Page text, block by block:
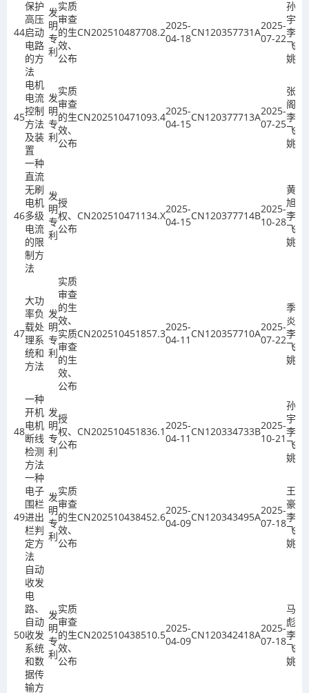
44
保护
高压
启动
电路
的方
法
发
明
专
利
实质
审查
的生
效、
公布
CN202510487708.2
2025-
04-18CN120357731A
2025-
07-22
孙
宇、
李
飞、
姚欣
45
电机
电流
控制
方法
及装
置
发
明
专
利
实质
审查
的生
效、
公布
CN202510471093.42025-
04-15
CN120377713A2025-
07-25
张宗
阁、
李
飞、
姚欣
46
一种
直流
无刷
电机
多级
电流
的限
制方
法
发
明
专
利
授
权、
公布
CN202510471134.X
2025-
04-15CN120377714B
2025-
10-28
黄炳
旭、
李
飞、
姚欣
47
大功
率负
载处
理系
统和
方法
发
明
专
利
实质
审查
的生
效、
实质
审查
的生
效、
公布
CN202510451857.3
2025-
04-11 CN120357710A
2025-
07-22
季金
炎、
李
飞、
姚欣
48
一种
开机
电机
断线
检测
方法
发
明
专
利
授
权、
公布
CN202510451836.12025-
04-11
CN120334733B2025-
10-21
孙
宇、
李
飞、
姚欣
49
一种
电子
围栏
进出
栏判
定方
法
发
明
专
利
实质
审查
的生
效、
公布
CN202510438452.6
2025-
04-09CN120343495A
2025-
07-18
王家
豪、
李
飞、
姚欣
50
自动
收发
电
路、
自动
收发
系统
和数
据传
输方
发
明
专
利
实质
审查
的生
效、
公布
CN202510438510.5
2025-
04-09CN120342418A
2025-
07-18
马
彪、
李
飞、
姚欣